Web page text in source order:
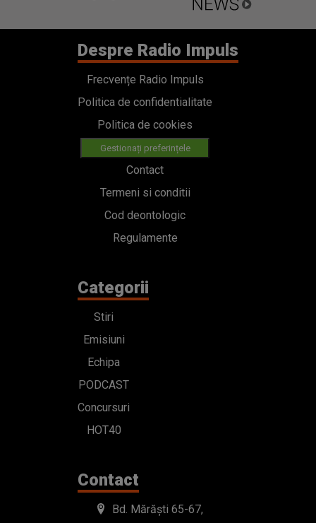
Despre Radio Impuls
Frecvențe Radio Impuls
Politica de confidentialitate
Politica de cookies
Gestionați preferințele
Contact
Termeni si conditii
Cod deontologic
Regulamente
Categorii
Stiri
Emisiuni
Echipa
PODCAST
Concursuri
HOT40
Contact
Bd. Mărăști 65-67,